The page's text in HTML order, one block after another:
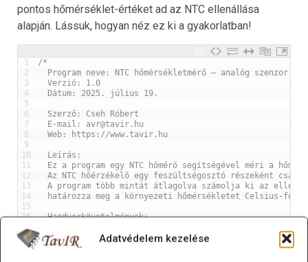
Adatvédelem kezelése
pontos hőmérséklet-értéket ad az NTC ellenállása
alapján. Lássuk, hogyan néz ez ki a gyakorlatban!
1
2
3
4
5
6
7
8
9
10
11
12
13
14
15
16
17
18
19
/*
Program neve: NTC hőmérsékletmérő – analóg szenzor
Verzió: 1.0
Dátum: 2025. július 19.
Szerző: Cseh Róbert
E-mail: avr@tavir.hu
Web: https://www.tavir.hu
Leírás:
Ez a program egy NTC hőmérő segítségével méri a
Az NTC hőérzékelő egy feszültségosztó részeként
A program több mintát átlagolva számolja ki az
határozza meg a környezeti hőmérsékletet Celsius-
Hardverkövetelmények:
- 10 kΩ NTC hőmérő + 10 kΩ referencia ellenállás vagy